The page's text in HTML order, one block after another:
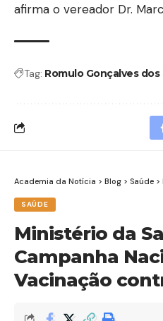
afirma o vereador Dr.
Tag: Romulo Gonçalves dos
Academia da Notícia > Blog > Saúde >
SAÚDE
Ministério da
Campanha
Vacinação